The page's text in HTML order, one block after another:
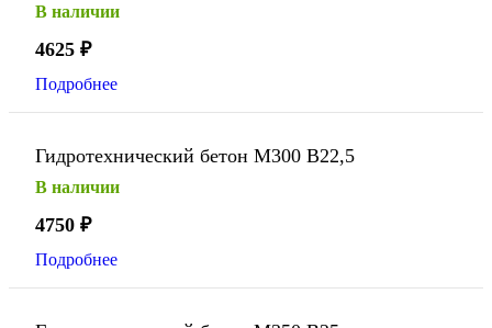
В наличии
4625 ₽
Подробнее
Гидротехнический бетон М300 В22,5
В наличии
4750 ₽
Подробнее